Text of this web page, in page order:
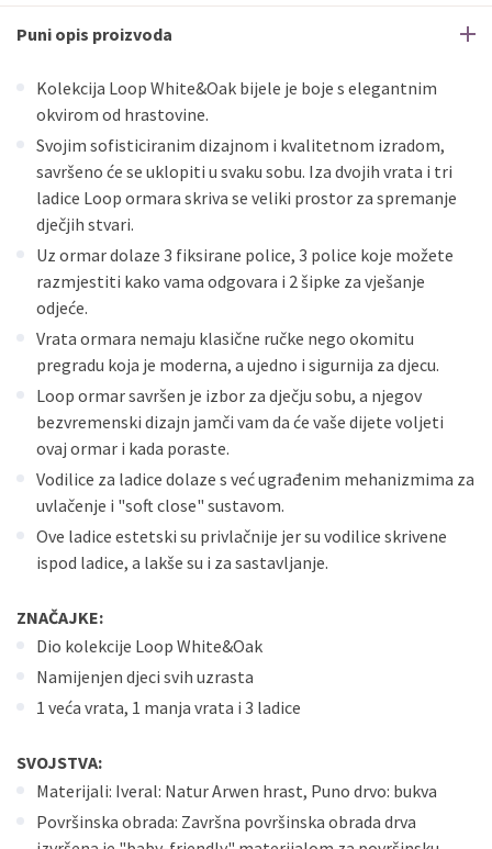
Erste
Maestro do12rata
Erste
Sve banke Visa
Jednokratno
Sve banke
Master
Jednokratno
Sve banke
Maestro
Jednokratno
ECC
Puni opis proizvoda
Kolekcija Loop White&Oak bijele je boje s elegantnim
okvirom od hrastovine.
Svojim sofisticiranim dizajnom i kvalitetnom izradom,
savršeno će se uklopiti u svaku sobu. Iza dvojih vrata i tri
ladice Loop ormara skriva se veliki prostor za spremanje
dječjih stvari.
Uz ormar dolaze 3 fiksirane police, 3 police koje možete
razmjestiti kako vama odgovara i 2 šipke za vješanje
odjeće.
Vrata ormara nemaju klasične ručke nego okomitu
pregradu koja je moderna, a ujedno i sigurnija za djecu.
Loop ormar savršen je izbor za dječju sobu, a njegov
bezvremenski dizajn jamči vam da će vaše dijete voljeti
ovaj ormar i kada poraste.
Vodilice za ladice dolaze s već ugrađenim mehanizmima za
uvlačenje i "soft close" sustavom.
Ove ladice estetski su privlačnije jer su vodilice skrivene
ispod ladice, a lakše su i za sastavljanje.
ZNAČAJKE:
Dio kolekcije Loop White&Oak
Namijenjen djeci svih uzrasta
1 veća vrata, 1 manja vrata i 3 ladice
SVOJSTVA:
Materijali: Iveral: Natur Arwen hrast, Puno drvo: bukva
Površinska obrada: Završna površinska obrada drva